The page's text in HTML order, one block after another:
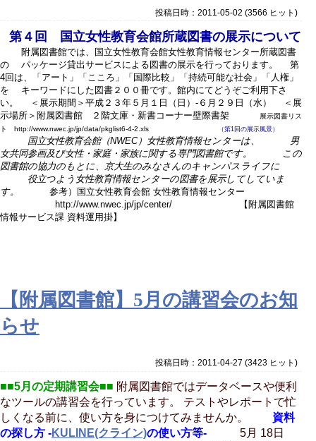
投稿日時：2011-05-02 (3566 ヒット )
第４回 国立女性教育会館所蔵図書の展示について
附属図書館では、国立女性教育会館女性教育情報センター所蔵図書
の パッケージ貸出サービスによる図書の展示を行っております。 第
4回は、「アート」「こころ」「国際比較」「持続可能な社会」「人権」
を キーワードにした図書２００冊です。館内にてどうぞご利用下さ
い。 ＜展示期間＞平成２３年５月１日（日）-６月２９日（水） ＜展
示場所＞附属図書館 ２階文庫・新書コーナー壁際書架
展示図書リス
ト http://www.nwec.jp/jp/data/pkglist6-4-2.xls
（第1回の展示風景）
国立女性教育会館（NWEC）女性教育情報センターは、 男
女共同参画及び女性・家庭・家族に関する専門図書館です。 この
図書館の協力のもとに、京大生のみなさんのキャンパスライフに
役立つよう女性教育情報センターの図書を展示してしていま
す。
参考）国立女性教育会館 女性教育情報センター
http://www.nwec.jp/jp/center/ 【附属図書館
情報サービス課 資料運用掛】
【附属図書館】5月の講習会のお知
らせ
投稿日時：2011-04-27 (3423 ヒット )
■■5月の定期講習会■■ 附属図書館ではデータベースや便利
なツールの講習会を行っています。 テストやレポートで忙
しくなる前に、使い方を身につけてみませんか。
資料
の探し方 -KULINE(クライン)の使い方等-
5月 18日